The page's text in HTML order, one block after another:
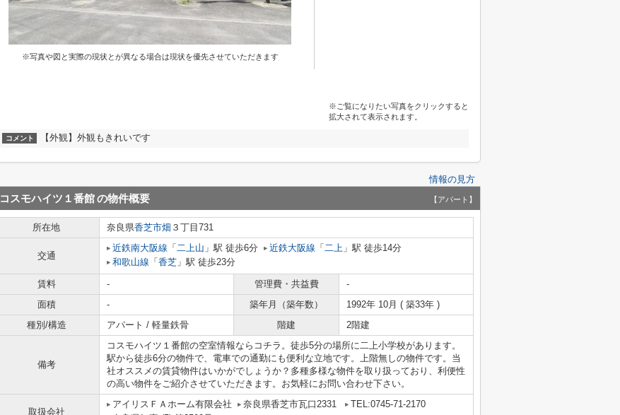
※写真や図と実際の現状とが異なる場合は現状を優先させていただきます
※ご覧になりたい写真をクリックすると
拡大されて表示されます。
コメント 【外観】外観もきれいです
情報の見方
コスモハイツ１番館の物件概要 【アパート】
所在地 奈良県香芝市畑 ３丁目731
交通
近鉄南大阪線 「 二上山 」駅 徒歩6分 近鉄大阪線 「 二上 」駅 徒歩14分
和歌山線 「 香芝 」駅 徒歩23分
賃料 - 管理費・共益費
-
面積
- 築年月（築年数）
1992年 10月 ( 築33年 )
種別/構造
アパート / 軽量鉄骨 階建 2階建
備考
コスモハイツ１番館の空室情報ならコチラ。徒歩5分の場所に二上小学校があります。
駅から徒歩6分の物件で、電車での通勤にも便利な立地です。上階無しの物件です。当
社オススメの賃貸物件はいかがでしょうか？多種多様な物件を取り扱っており、利便性
の高い物件をご紹介させていただきます。お気軽にお問い合わせ下さい。
取扱会社
アイリスＦＡホーム有限会社 奈良県香芝市瓦口2331
TEL:0745-71-2170